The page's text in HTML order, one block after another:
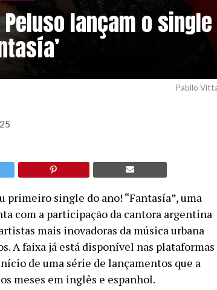
lançam o single
Pabllo
primeiro single do ano! “Fantasía”, uma
com a participação da cantora argentina
mais inovadoras da música urbana
A faixa já está disponível nas plataformas
de uma série de lançamentos que a
meses em inglês e espanhol.